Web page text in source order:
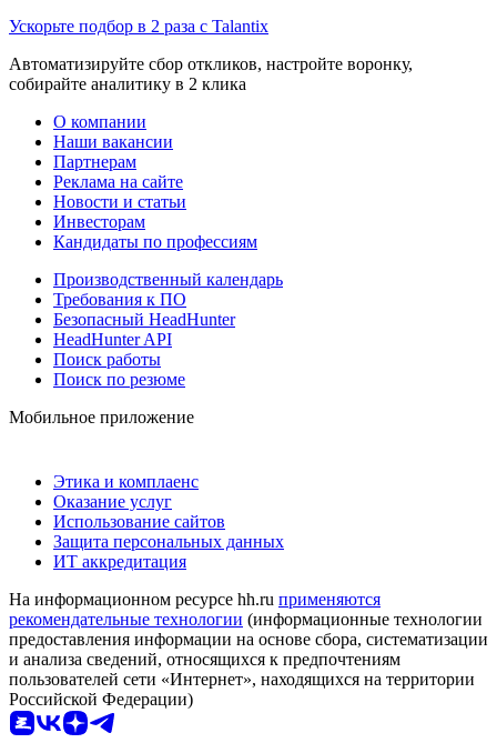
Ускорьте подбор в 2 раза с Talantix
Автоматизируйте сбор откликов, настройте воронку,
собирайте аналитику в 2 клика
О компании
Наши вакансии
Партнерам
Реклама на сайте
Новости и статьи
Инвесторам
Кандидаты по профессиям
Производственный календарь
Требования к ПО
Безопасный HeadHunter
HeadHunter API
Поиск работы
Поиск по резюме
Мобильное приложение
Этика и комплаенс
Оказание услуг
Использование сайтов
Защита персональных данных
ИТ аккредитация
На информационном ресурсе hh.ru применяются
рекомендательные технологии (информационные технологии
предоставления информации на основе сбора, систематизации
и анализа сведений, относящихся к предпочтениям
пользователей сети «Интернет», находящихся на территории
Российской Федерации)